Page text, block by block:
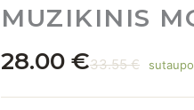
MUZIKINIS
33.55€
was:
28.00 €
is:
BudiBudi
|
Montessori
|